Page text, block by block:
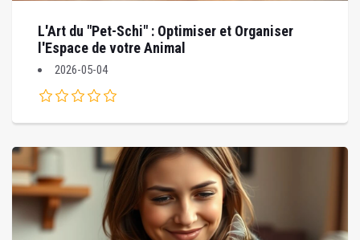
L'Art du "Pet-Schi" : Optimiser et Organiser
l'Espace de votre Animal
2026-05-04